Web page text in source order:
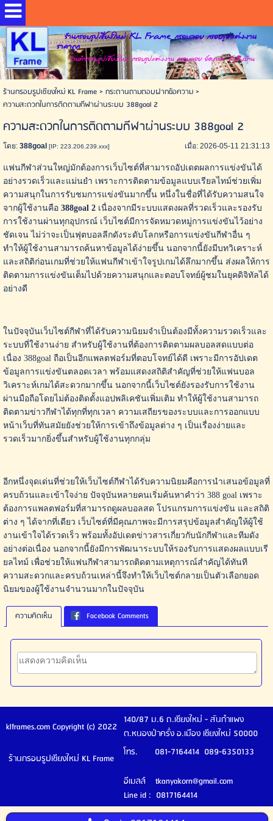
ร้านกรอบรูปเชียงใหม่ KL Frame กรอบลอย กรอบรูปแต่งงาน
ราคาถูก
ร้านทำกรอบรูปเชียงใหม่ กรอบรูปแต่งงาน กรอบลอย อัดภาพ ส่งถึงบ้าน
ร้านกรอบรูปเชียงใหม่ KL Frame> กระดานถามตอบฝากข้อความ>
ความสะดวกในการติดตามกีฬาผ่านระบบ 388goal 2
ความสะดวกในการติดตามกีฬาผ่านระบบ 388goal 2
โดย:388goal [IP: 223.206.239.xxx] เมื่อ: 2026-05-11 21:31:13
แฟนกีฬาส่วนใหญ่มักต้องการเว็บไซต์ที่สามารถอัปเดตผลการแข่งขันได้
อย่างรวดเร็วและแม่นยำ เพราะการติดตามข้อมูลแบบเรียลไทม์ช่วยเพิ่ม
ความสนุกในการรับชมการแข่งขันมากขึ้น หนึ่งในชื่อที่ได้รับความสนใจ
จากผู้ใช้งานคือ 388goal 2เนื่องจากมีระบบแสดงผลที่รวดเร็วและรองรับ
การใช้งานผ่านทุกอุปกรณ์ เว็บไซต์มีการจัดหมวดหมู่การแข่งขันไว้อย่าง
ชัดเจน ไม่ว่าจะเป็นฟุตบอลลีกดังระดับโลกหรือการแข่งขันกีฬาอื่น ๆ
ทำให้ผู้ใช้งานสามารถค้นหาข้อมูลได้ง่ายขึ้น นอกจากนี้ยังมีบทวิเคราะห์
และสถิติก่อนเกมที่ช่วยให้แฟนกีฬาเข้าใจรูปเกมได้ลึกมากขึ้น ส่งผลให้การ
ติดตามการแข่งขันเต็มไปด้วยความสนุกและตอบโจทย์ผู้ชมในยุคดิจิทัลได้
อย่างดี
ในปัจจุบันเว็บไซต์กีฬาที่ได้รับความนิยมจำเป็นต้องมีทั้งความรวดเร็วและ
ระบบที่ใช้งานง่าย สำหรับผู้ใช้งานที่ต้องการติดตามผลบอลสดแบบต่อ
เนื่อง 388goal ถือเป็นอีกแพลตฟอร์มที่ตอบโจทย์ได้ดี เพราะมีการอัปเดต
ข้อมูลการแข่งขันตลอดเวลา พร้อมแสดงสถิติสำคัญที่ช่วยให้แฟนบอล
วิเคราะห์เกมได้สะดวกมากขึ้น นอกจากนี้เว็บไซต์ยังรองรับการใช้งาน
ผ่านมือถือโดยไม่ต้องติดตั้งแอปพลิเคชันเพิ่มเติม ทำให้ผู้ใช้งานสามารถ
ติดตามข่าวกีฬาได้ทุกที่ทุกเวลา ความเสถียรของระบบและการออกแบบ
หน้าเว็บที่ทันสมัยยังช่วยให้การเข้าถึงข้อมูลต่าง ๆ เป็นเรื่องง่ายและ
รวดเร็วมากยิ่งขึ้นสำหรับผู้ใช้งานทุกกลุ่ม
อีกหนึ่งจุดเด่นที่ช่วยให้เว็บไซต์กีฬาได้รับความนิยมคือการนำเสนอข้อมูลที่
ครบถ้วนและเข้าใจง่าย ปัจจุบันหลายคนเริ่มค้นหาคำว่า 388 goal เพราะ
ต้องการแพลตฟอร์มที่สามารถดูผลบอลสด โปรแกรมการแข่งขัน และสถิติ
ต่าง ๆ ได้จากที่เดียว เว็บไซต์ที่มีคุณภาพจะมีการสรุปข้อมูลสำคัญให้ผู้ใช้
งานเข้าใจได้รวดเร็ว พร้อมทั้งอัปเดตข่าวสารเกี่ยวกับนักกีฬาและทีมดัง
อย่างต่อเนื่อง นอกจากนี้ยังมีการพัฒนาระบบให้รองรับการแสดงผลแบบเรี
ยลไทม์ เพื่อช่วยให้แฟนกีฬาสามารถติดตามเหตุการณ์สำคัญได้ทันที
ความสะดวกและครบถ้วนเหล่านี้จึงทำให้เว็บไซต์กลายเป็นตัวเลือกยอด
นิยมของผู้ใช้งานจำนวนมากในปัจจุบัน
ความคิดเห็น Facebook Comments
klframes.com Copyright (c) 2022
140/87 ม.6 ถ.เชียงใหม่ - สันกำแพง
ต.หนองป่าครั่ง อ.เมือง เชียงใหม่ 50000
ร้านกรอบรูปเชียงใหม่ KL Frame
โทร. 081-7164414 089-6350133
อีเมลล์ tkanyakorn@gmail.com
Line id : 0817164414